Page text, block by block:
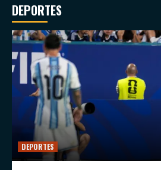
DEPORTES
DEPORTES